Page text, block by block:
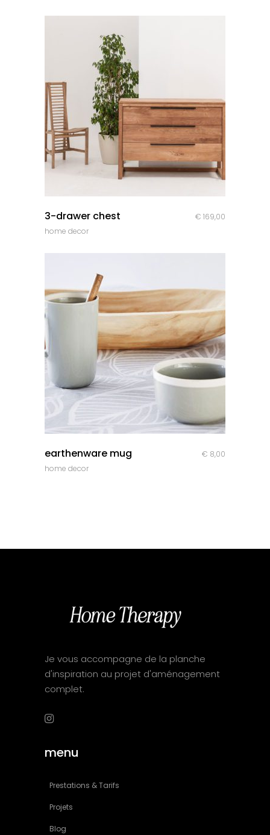
3-drawer chest € 169,00
home decor
earthenware mug € 8,00
home decor
Je vous accompagne de la planche
d'inspiration au projet d'aménagement
complet.
menu
Prestations & Tarifs
Projets
Blog